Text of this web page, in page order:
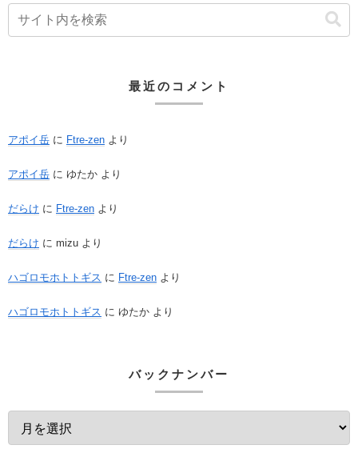
最近のコメント
アポイ岳 に Ftre-zen より
アポイ岳 に ゆたか より
だらけ に Ftre-zen より
だらけ に mizu より
ハゴロモホトトギス に Ftre-zen より
ハゴロモホトトギス に ゆたか より
バックナンバー